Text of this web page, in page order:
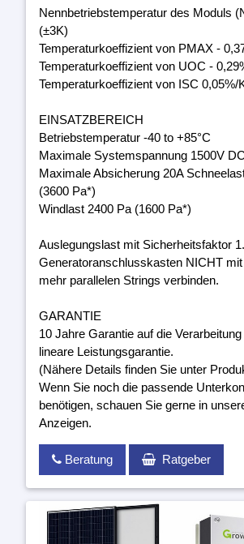
Nennbetriebstemperatur des Moduls
(±3K)
Temperaturkoeffizient von PMAX -
Temperaturkoeffizient von UOC -
Temperaturkoeffizient von ISC 0,05%/
EINSATZBEREICH
Betriebstemperatur -40 to +85°C
Maximale Systemspannung 1500V
Maximale Absicherung 20A
(3600 Pa*)
Windlast 2400 Pa (1600 Pa*)
Auslegungslast mit Sicherheitsfaktor
Generatoranschlusskasten NICHT
mehr parallelen Strings verbinden.
GARANTIE
10 Jahre Garantie auf die
lineare Leistungsgarantie.
(Nähere Details finden Sie unter
Wenn Sie noch die passende
benötigen, schauen Sie gerne in
Anzeigen.
Beratung Ratgeber